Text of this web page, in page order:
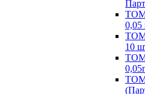
0,05
10